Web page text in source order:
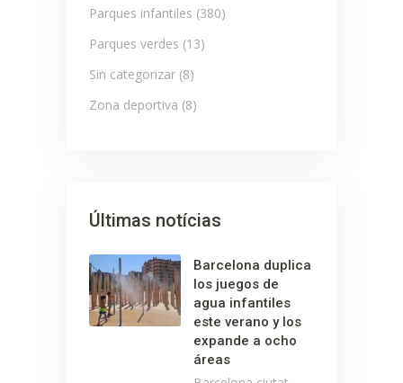
Parques infantiles (380)
Parques verdes (13)
Sin categorizar (8)
Zona deportiva (8)
Últimas notícias
Barcelona duplica
los juegos de
agua infantiles
este verano y los
expande a ocho
áreas